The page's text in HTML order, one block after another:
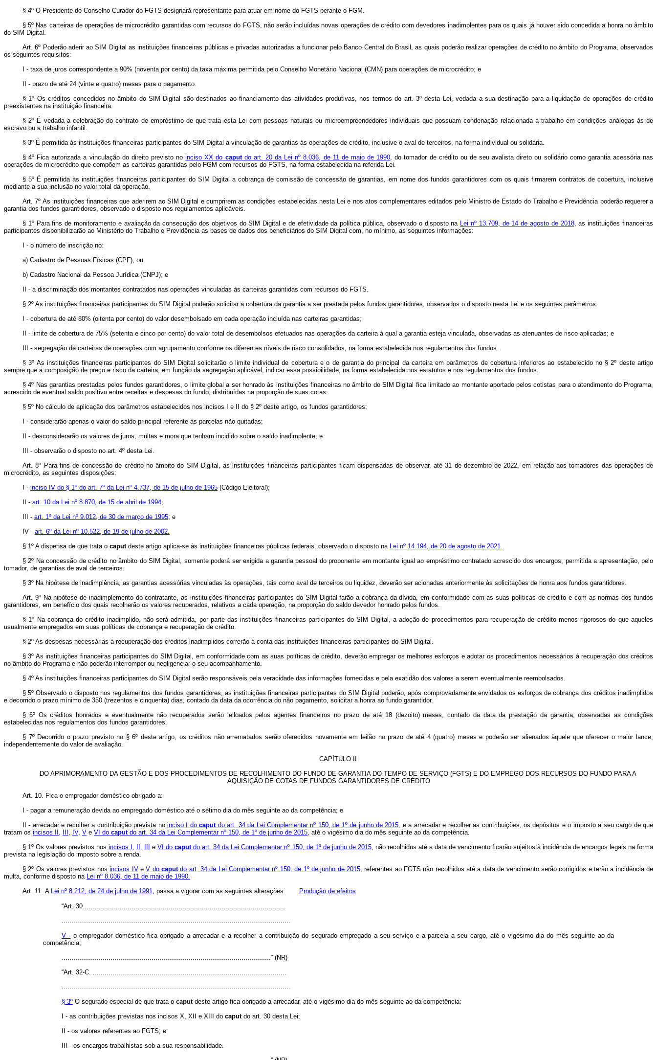
§ 4º O Presidente do Conselho Curador do FGTS designará representante para atuar em nome do FGTS perante o FGM.
§ 5º Nas carteiras de operações de microcrédito garantidas com recursos do FGTS, não serão incluídas novas operações de crédito com devedores inadimplentes para os quais já houver sido concedida a honra no âmbito
do SIM Digital.
Art. 6º Poderão aderir ao SIM Digital as instituições financeiras públicas e privadas autorizadas a funcionar pelo Banco Central do Brasil, as quais poderão realizar operações de crédito no âmbito do Programa, observados
os seguintes requisitos:
I - taxa de juros correspondente a 90% (noventa por cento) da taxa máxima permitida pelo Conselho Monetário Nacional (CMN) para operações de microcrédito; e
II - prazo de até 24 (vinte e quatro) meses para o pagamento.
§ 1º Os créditos concedidos no âmbito do SIM Digital são destinados ao financiamento das atividades produtivas, nos termos do art. 3º desta Lei, vedada a sua destinação para a liquidação de operações de crédito
preexistentes na instituição financeira.
§ 2º É vedada a celebração do contrato de empréstimo de que trata esta Lei com pessoas naturais ou microempreendedores individuais que possuam condenação relacionada a trabalho em condições análogas às de
escravo ou a trabalho infantil.
§ 3º É permitida às instituições financeiras participantes do SIM Digital a vinculação de garantias às operações de crédito, inclusive o aval de terceiros, na forma individual ou solidária.
§ 4º Fica autorizada a vinculação do direito previsto noinciso XX do caputdo art. 20 da Lei nº 8.036, de 11 de maio de 1990, do tomador de crédito ou de seu avalista direto ou solidário como garantia acessória nas
operações de microcrédito que compõem as carteiras garantidas pelo FGM com recursos do FGTS, na forma estabelecida na referida Lei.
§ 5º É permitida às instituições financeiras participantes do SIM Digital a cobrança de comissão de concessão de garantias, em nome dos fundos garantidores com os quais firmarem contratos de cobertura, inclusive
mediante a sua inclusão no valor total da operação.
Art. 7º As instituições financeiras que aderirem ao SIM Digital e cumprirem as condições estabelecidas nesta Lei e nos atos complementares editados pelo Ministro de Estado do Trabalho e Previdência poderão requerer a
garantia dos fundos garantidores, observado o disposto nos regulamentos aplicáveis.
§ 1º Para fins de monitoramento e avaliação da consecução dos objetivos do SIM Digital e de efetividade da política pública, observado o disposto na Lei nº 13.709, de 14 de agosto de 2018, as instituições financeiras
participantes disponibilizarão ao Ministério do Trabalho e Previdência as bases de dados dos beneficiários do SIM Digital com, no mínimo, as seguintes informações:
I - o número de inscrição no:
a) Cadastro de Pessoas Físicas (CPF); ou
b) Cadastro Nacional da Pessoa Jurídica (CNPJ); e
II - a discriminação dos montantes contratados nas operações vinculadas às carteiras garantidas com recursos do FGTS.
§ 2º As instituições financeiras participantes do SIM Digital poderão solicitar a cobertura da garantia a ser prestada pelos fundos garantidores, observados o disposto nesta Lei e os seguintes parâmetros:
I - cobertura de até 80% (oitenta por cento) do valor desembolsado em cada operação incluída nas carteiras garantidas;
II - limite de cobertura de 75% (setenta e cinco por cento) do valor total de desembolsos efetuados nas operações da carteira à qual a garantia esteja vinculada, observadas as atenuantes de risco aplicadas; e
III - segregação de carteiras de operações com agrupamento conforme os diferentes níveis de risco consolidados, na forma estabelecida nos regulamentos dos fundos.
§ 3º As instituições financeiras participantes do SIM Digital solicitarão o limite individual de cobertura e o de garantia do principal da carteira em parâmetros de cobertura inferiores ao estabelecido no § 2º deste artigo
sempre que a composição de preço e risco da carteira, em função da segregação aplicável, indicar essa possibilidade, na forma estabelecida nos estatutos e nos regulamentos dos fundos.
§ 4º Nas garantias prestadas pelos fundos garantidores, o limite global a ser honrado às instituições financeiras no âmbito do SIM Digital fica limitado ao montante aportado pelos cotistas para o atendimento do Programa,
acrescido de eventual saldo positivo entre receitas e despesas do fundo, distribuídas na proporção de suas cotas.
§ 5º No cálculo de aplicação dos parâmetros estabelecidos nos incisos I e II do § 2º deste artigo, os fundos garantidores:
I - considerarão apenas o valor do saldo principal referente às parcelas não quitadas;
II - desconsiderarão os valores de juros, multas e mora que tenham incidido sobre o saldo inadimplente; e
III - observarão o disposto no art. 4º desta Lei.
Art. 8º Para fins de concessão de crédito no âmbito do SIM Digital, as instituições financeiras participantes ficam dispensadas de observar, até 31 de dezembro de 2022, em relação aos tomadores das operações de
microcrédito, as seguintes disposições:
I - inciso IV do § 1º do art. 7º da Lei nº 4.737, de 15 de julho de 1965 (Código Eleitoral);
II - art. 10 da Lei nº 8.870, de 15 de abril de 1994;
III - art. 1º da Lei nº 9.012, de 30 de março de 1995; e
IV - art. 6º da Lei nº 10.522, de 19 de julho de 2002.
§ 1º A dispensa de que trata o caputdeste artigo aplica-se às instituições financeiras públicas federais, observado o disposto na Lei nº 14.194, de 20 de agosto de 2021.
§ 2º Na concessão de crédito no âmbito do SIM Digital, somente poderá ser exigida a garantia pessoal do proponente em montante igual ao empréstimo contratado acrescido dos encargos, permitida a apresentação, pelo
tomador, de garantias de aval de terceiros.
§ 3º Na hipótese de inadimplência, as garantias acessórias vinculadas às operações, tais como aval de terceiros ou liquidez, deverão ser acionadas anteriormente às solicitações de honra aos fundos garantidores.
Art. 9º Na hipótese de inadimplemento do contratante, as instituições financeiras participantes do SIM Digital farão a cobrança da dívida, em conformidade com as suas políticas de crédito e com as normas dos fundos
garantidores, em benefício dos quais recolherão os valores recuperados, relativos a cada operação, na proporção do saldo devedor honrado pelos fundos.
§ 1º Na cobrança do crédito inadimplido, não será admitida, por parte das instituições financeiras participantes do SIM Digital, a adoção de procedimentos para recuperação de crédito menos rigorosos do que aqueles
usualmente empregados em suas políticas de cobrança e recuperação de crédito.
§ 2º As despesas necessárias à recuperação dos créditos inadimplidos correrão à conta das instituições financeiras participantes do SIM Digital.
§ 3º As instituições financeiras participantes do SIM Digital, em conformidade com as suas políticas de crédito, deverão empregar os melhores esforços e adotar os procedimentos necessários à recuperação dos créditos
no âmbito do Programa e não poderão interromper ou negligenciar o seu acompanhamento.
§ 4º As instituições financeiras participantes do SIM Digital serão responsáveis pela veracidade das informações fornecidas e pela exatidão dos valores a serem eventualmente reembolsados.
§ 5º Observado o disposto nos regulamentos dos fundos garantidores, as instituições financeiras participantes do SIM Digital poderão, após comprovadamente envidados os esforços de cobrança dos créditos inadimplidos
e decorrido o prazo mínimo de 350 (trezentos e cinquenta) dias, contado da data da ocorrência do não pagamento, solicitar a honra ao fundo garantidor.
§ 6º Os créditos honrados e eventualmente não recuperados serão leiloados pelos agentes financeiros no prazo de até 18 (dezoito) meses, contado da data da prestação da garantia, observadas as condições
estabelecidas nos regulamentos dos fundos garantidores.
§ 7º Decorrido o prazo previsto no § 6º deste artigo, os créditos não arrematados serão oferecidos novamente em leilão no prazo de até 4 (quatro) meses e poderão ser alienados àquele que oferecer o maior lance,
independentemente do valor de avaliação.
CAPÍTULO II
DO APRIMORAMENTO DA GESTÃO E DOS PROCEDIMENTOS DE RECOLHIMENTO DO FUNDO DE GARANTIA DO TEMPO DE SERVIÇO (FGTS) E DO EMPREGO DOS RECURSOS DO FUNDO PARA A
AQUISIÇÃO DE COTAS DE FUNDOS GARANTIDORES DE CRÉDITO
Art. 10. Fica o empregador doméstico obrigado a:
I - pagar a remuneração devida ao empregado doméstico até o sétimo dia do mês seguinte ao da competência; e
II - arrecadar e recolher a contribuição prevista no inciso I docaputdo art. 34 da Lei Complementar nº 150, de 1º de junho de 2015, e a arrecadar e recolher as contribuições, os depósitos e o imposto a seu cargo de que
tratam os incisos II, , IV, V e VI do caputdo art. 34 da Lei Complementar nº 150, de 1º de junho de 2015, até o vigésimo dia do mês seguinte ao da competência.
§ 1º Os valores previstos nosincisos I , , eVI docaputdo art. 34 da Lei Complementar nº 150, de 1º de junho de 2015, não recolhidos até a data de vencimento ficarão sujeitos à incidência de encargos legais na forma
prevista na legislação do imposto sobre a renda.
§ 2º Os valores previstos nosincisos IVeV do caputdo art. 34 da Lei Complementar nº 150, de 1º de junho de 2015, referentes ao FGTS não recolhidos até a data de vencimento serão corrigidos e terão a incidência de
multa, conforme disposto na Lei nº 8.036, de 11 de maio de 1990.
Art. 11. A Lei nº 8.212, de 24 de julho de 1991, passa a vigorar com as seguintes alterações: Produção de efeitos
“Art. 30........................................................................................................
.....................................................................................................................
V - o empregador doméstico fica obrigado a arrecadar e a recolher a contribuição do segurado empregado a seu serviço e a parcela a seu cargo, até o vigésimo dia do mês seguinte ao da
competência;
...........................................................................................................” (NR)
“Art. 32-C. ...................................................................................................
.....................................................................................................................
§ 3º O segurado especial de que trata o caputdeste artigo fica obrigado a arrecadar, até o vigésimo dia do mês seguinte ao da competência:
I - as contribuições previstas nos incisos X, XII e XIII do caputdo art. 30 desta Lei;
II - os valores referentes ao FGTS; e
III - os encargos trabalhistas sob a sua responsabilidade.